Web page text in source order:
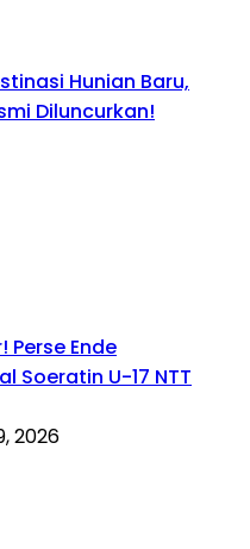
Hunian Baru,
Diluncurkan!
Ende
Soeratin U-17 NTT
2026